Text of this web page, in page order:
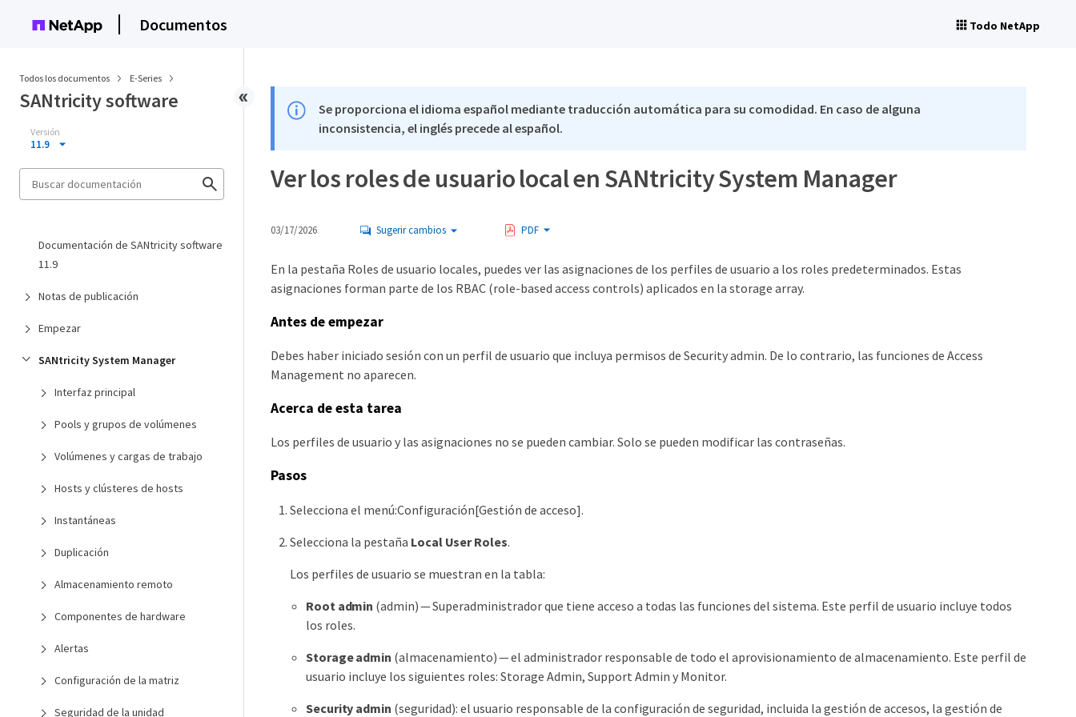
Documentos Todo NetApp
Todos los documentos E-Series
SANtricity software
Versión
11.9
Documentación de SANtricity software
11.9
Notas de publicación
Empezar
SANtricity System Manager
Interfaz principal
Pools y grupos de volúmenes
Volúmenes y cargas de trabajo
Hosts y clústeres de hosts
Instantáneas
Duplicación
Almacenamiento remoto
Componentes de hardware
Alertas
Configuración de la matriz
Seguridad de la unidad
Se proporciona el idioma español mediante traducción automática para su comodidad. En caso de alguna
inconsistencia, el inglés precede al español.
Ver los roles de usuario local en SANtricity System Manager
03/17/2026 Sugerir cambios PDF
En la pestaña Roles de usuario locales, puedes ver las asignaciones de los perfiles de usuario a los roles predeterminados. Estas
asignaciones forman parte de los RBAC (role-based access controls) aplicados en la storage array.
Antes de empezar
Debes haber iniciado sesión con un perfil de usuario que incluya permisos de Security admin. De lo contrario, las funciones de Access
Management no aparecen.
Acerca de esta tarea
Los perfiles de usuario y las asignaciones no se pueden cambiar. Solo se pueden modificar las contraseñas.
Pasos
Selecciona el menú:Configuración[Gestión de acceso].
Selecciona la pestaña Local User Roles.
Los perfiles de usuario se muestran en la tabla:
Root admin (admin) — Superadministrador que tiene acceso a todas las funciones del sistema. Este perfil de usuario incluye todos
los roles.
Storage admin (almacenamiento) — el administrador responsable de todo el aprovisionamiento de almacenamiento. Este perfil de
usuario incluye los siguientes roles: Storage Admin, Support Admin y Monitor.
Security admin (seguridad): el usuario responsable de la configuración de seguridad, incluida la gestión de accesos, la gestión de